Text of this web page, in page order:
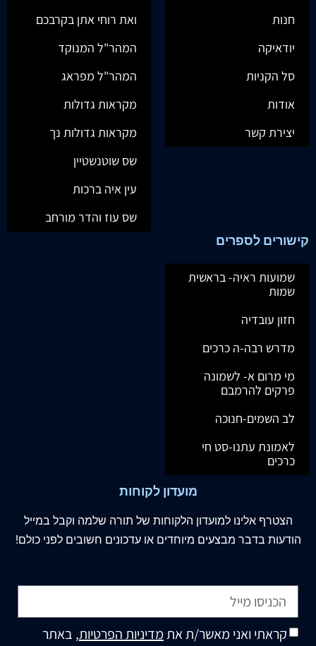
חנות
יודאיקה
סל הקניות
אודות
יצירת קשר
ואת רוחי אתן בקרבכם
המהר"ל המנוקד
המהר"ל מפראג
מקראות גדולות
מקראות גדולות נך
שס שוטנשטיין
עין איה ברכות
שס עוז והדר מורחב
קישורים לספרים
שמועות ראיה- בראשית
שמות
חזון עובדיה
מדרש רבה-ה כרכים
מי מרום א- לשמונה
פרקים להרמבם
לב השמים-חנוכה
לאמונת עתנו-סט חי
כרכים
מועדון לקוחות
הצטרף אלינו למועדון הלקוחות של תורה שלמה וקבל במייל
הודעות בדבר מבצעים מיוחדים או עדכונים חשובים לפני כולם!
קראתי ואני מאשר/ת אתמדיניות הפרטיות, באתר